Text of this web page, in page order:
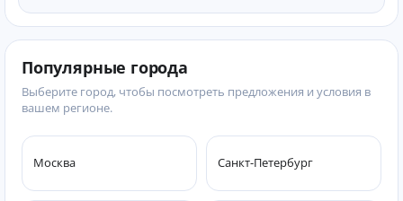
Популярные города
Выберите город, чтобы посмотреть предложения и условия в
вашем регионе.
Москва Санкт-Петербург